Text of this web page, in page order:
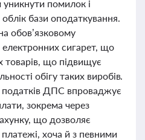
помилок і
бази оподаткування.
обов’язковому
сигарет, що
товарів, що підвищує
обігу таких виробів.
податків ДПС впроваджує
зокрема через
що дозволяє
хоча й з певними